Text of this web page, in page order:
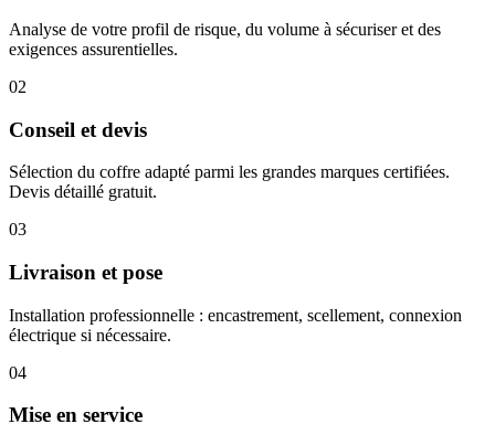
Analyse de votre profil de risque, du volume à sécuriser et des
exigences assurentielles.
02
Conseil et devis
Sélection du coffre adapté parmi les grandes marques certifiées.
Devis détaillé gratuit.
03
Livraison et pose
Installation professionnelle : encastrement, scellement, connexion
électrique si nécessaire.
04
Mise en service